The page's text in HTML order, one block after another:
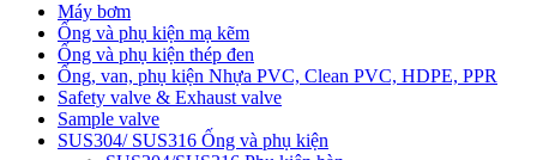
Máy bơm
Ống và phụ kiện mạ kẽm
Ống và phụ kiện thép đen
Ống, van, phụ kiện Nhựa PVC, Clean PVC, HDPE, PPR
Safety valve & Exhaust valve
Sample valve
SUS304/ SUS316 Ống và phụ kiện